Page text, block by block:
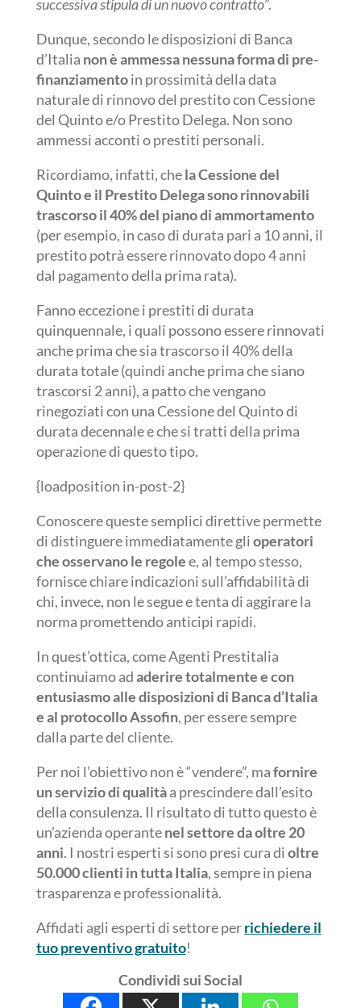
successiva stipula di un nuovo contratto”.
Dunque, secondo le disposizioni di Banca
d’Italia non è ammessa nessuna forma di pre-
finanziamentoin prossimità della data
naturale di rinnovo del prestito con Cessione
del Quinto e/o Prestito Delega. Non sono
ammessi acconti o prestiti personali.
Ricordiamo, infatti, chela Cessione del
Quinto e il Prestito Delega sono rinnovabili
trascorso il 40% del piano di ammortamento
(per esempio, in caso di durata pari a 10 anni, il
prestito potrà essere rinnovato dopo 4 anni
dal pagamento della prima rata).
Fanno eccezione i prestiti di durata
quinquennale, i quali possono essere rinnovati
anche prima che sia trascorso il 40% della
durata totale (quindi anche prima che siano
trascorsi 2 anni), a patto che vengano
rinegoziati con una Cessione del Quinto di
durata decennale e che si tratti della prima
operazione di questo tipo.
{loadposition in-post-2}
Conoscere queste semplici direttive permette
di distinguere immediatamente glioperatori
che osservano le regolee, al tempo stesso,
fornisce chiare indicazioni sull’affidabilità di
chi, invece, non le segue e tenta di aggirare la
norma promettendo anticipi rapidi.
In quest’ottica, come Agenti Prestitalia
continuiamo adaderire totalmente e con
entusiasmo alle disposizioni di Banca d’Italia
e al protocollo Assofin, per essere sempre
dalla parte del cliente.
Per noi l’obiettivo non è “vendere”, mafornire
un servizio di qualitàa prescindere dall’esito
della consulenza. Il risultato di tutto questo è
un’azienda operantenel settore da oltre 20
anni. I nostri esperti si sono presi cura dioltre
50.000 clienti in tutta Italia, sempre in piena
trasparenza e professionalità.
Affidati agli esperti di settore perrichiedere il
tuo preventivo gratuito!
Condividi sui Social